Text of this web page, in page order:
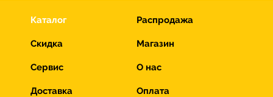
Каталог Распродажа
Скидка Магазин
Сервис О нас
Доставка Оплата